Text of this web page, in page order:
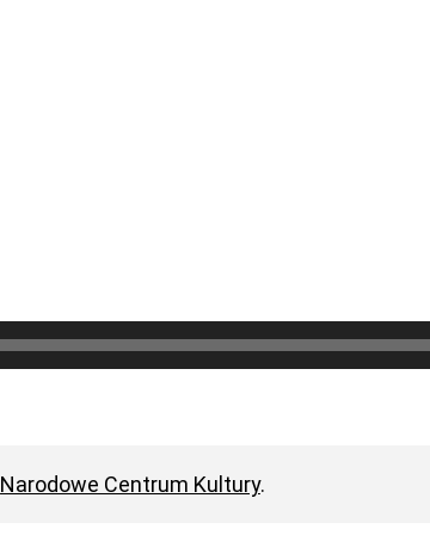
Narodowe Centrum Kultury.